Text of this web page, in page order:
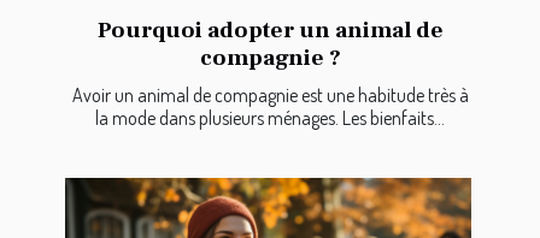
Pourquoi adopter un animal de
compagnie ?
Avoir un animal de compagnie est une habitude très à
la mode dans plusieurs ménages. Les bienfaits...